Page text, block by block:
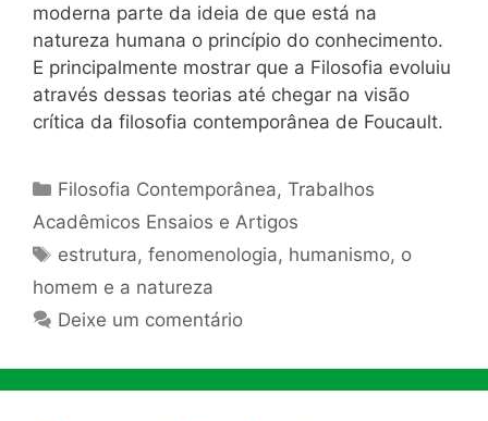
moderna parte da ideia de que está na
natureza humana o princípio do conhecimento.
E principalmente mostrar que a Filosofia evoluiu
através dessas teorias até chegar na visão
crítica da filosofia contemporânea de Foucault.
Categorias
Filosofia Contemporânea,Trabalhos
Acadêmicos Ensaios e Artigos
Tags
estrutura,fenomenologia, humanismo, o
homem e a natureza
Deixe um comentário